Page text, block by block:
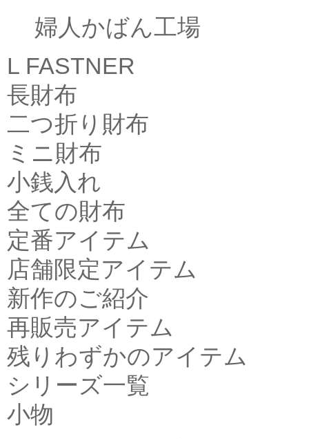
婦人かばん工場
L FASTNER
長財布
二つ折り財布
ミニ財布
小銭入れ
全ての財布
定番アイテム
店舗限定アイテム
新作のご紹介
再販売アイテム
残りわずかのアイテム
シリーズ一覧
小物